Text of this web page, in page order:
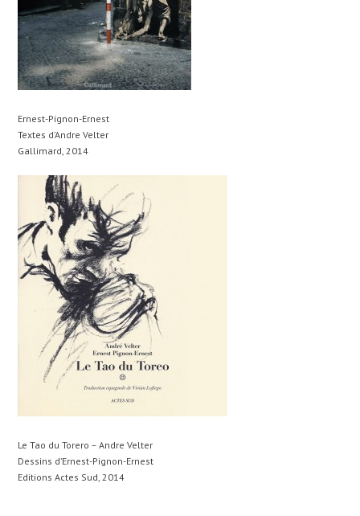
Ernest-Pignon-Ernest
Textes d’Andre Velter
Gallimard, 2014
Le Tao du Torero – Andre Velter
Dessins d’Ernest-Pignon-Ernest
Editions Actes Sud, 2014